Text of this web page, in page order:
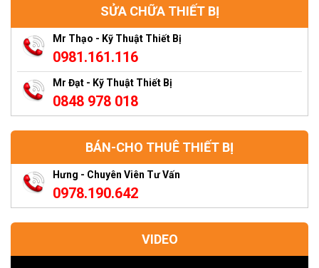
SỬA CHỮA THIẾT BỊ
Mr Thạo - Kỹ Thuật Thiết Bị
0981.161.116
Mr Đạt - Kỹ Thuật Thiết Bị
0848 978 018
BÁN-CHO THUÊ THIẾT BỊ
Hưng - Chuyên Viên Tư Vấn
0978.190.642
VIDEO